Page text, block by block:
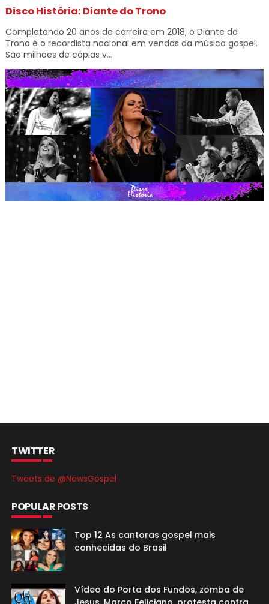
Disco História: Diante do Trono
Completando 20 anos de carreira em 2018, o Diante do
Trono é o recordista nacional em vendas da música gospel.
São milhões de cópias v...
TWITTER
Tweets de @NewsGospel
POPULAR POSTS
Top 12 As cantoras gospel mais
conhecidas do Brasil
Vídeo do Porta dos Fundos, zomba de